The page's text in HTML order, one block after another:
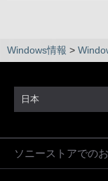
Windows情報 >
日本
ソニーストアでの